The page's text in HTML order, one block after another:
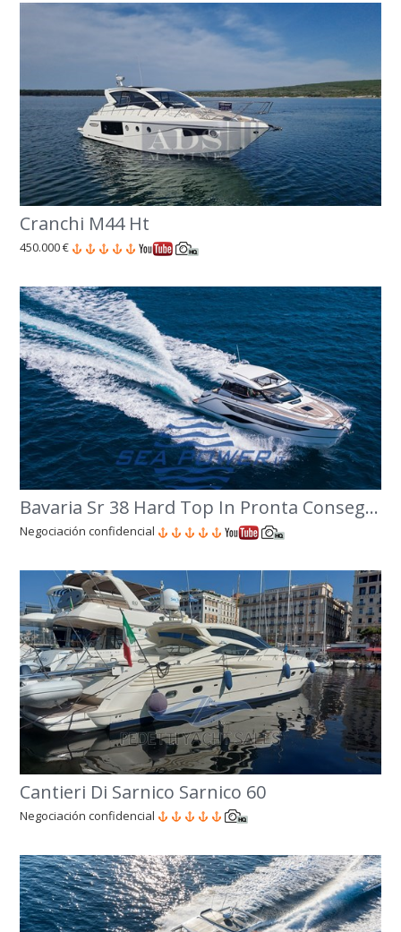
Cranchi M44 Ht
450.000 €
Bavaria Sr 38 Hard Top In Pronta Consegna
Negociación confidencial
Cantieri Di Sarnico Sarnico 60
Negociación confidencial